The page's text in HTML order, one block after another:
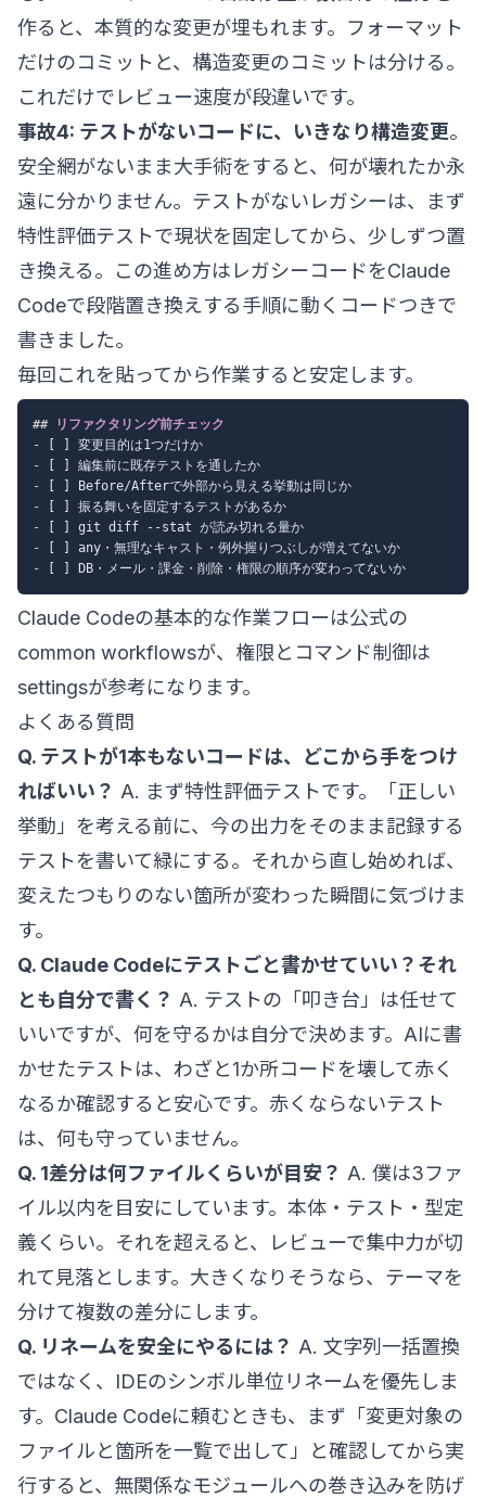
作ると、本質的な変更が埋もれます。フォーマット
だけのコミットと、構造変更のコミットは分ける。
これだけでレビュー速度が段違いです。
事故4: テストがないコードに、いきなり構造変更。
安全網がないまま大手術をすると、何が壊れたか永
遠に分かりません。テストがないレガシーは、まず
特性評価テストで現状を固定してから、少しずつ置
き換える。この進め方は レガシーコードをClaude
Codeで段階置き換えする手順に動くコードつきで
書きました。
毎回これを貼ってから作業すると安定します。
## リファクタリング前チェック
-
-
-
-
-
-
-
Claude Codeの基本的な作業フローは公式の
common workflowsが、権限とコマンド制御は
settingsが参考になります。
よくある質問
Q. テストが1本もないコードは、どこから手をつけ
ればいい？ A. まず特性評価テストです。「正しい
挙動」を考える前に、今の出力をそのまま記録する
テストを書いて緑にする。それから直し始めれば、
変えたつもりのない箇所が変わった瞬間に気づけま
す。
Q. Claude Codeにテストごと書かせていい？それ
とも自分で書く？ A. テストの「叩き台」は任せて
いいですが、何を守るかは自分で決めます。AIに書
かせたテストは、わざと1か所コードを壊して赤く
なるか確認すると安心です。赤くならないテスト
は、何も守っていません。
Q. 1差分は何ファイルくらいが目安？ A. 僕は3ファ
イル以内を目安にしています。本体・テスト・型定
義くらい。それを超えると、レビューで集中力が切
れて見落とします。大きくなりそうなら、テーマを
分けて複数の差分にします。
Q. リネームを安全にやるには？ A. 文字列一括置換
ではなく、IDEのシンボル単位リネームを優先しま
す。Claude Codeに頼むときも、まず「変更対象の
ファイルと箇所を一覧で出して」と確認してから実
行すると、無関係なモジュールへの巻き込みを防げ